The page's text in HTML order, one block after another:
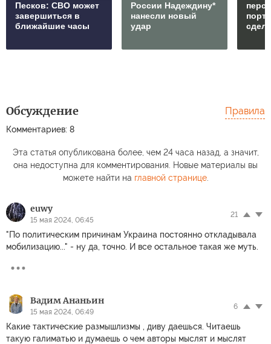
Песков: СВО может
завершиться в
ближайшие часы
России Надеждину*
нанесли новый
удар
Обсуждение
Комментариев: 8
Правила
Эта статья опубликована более, чем 24 часа назад, а значит,
она недоступна для комментирования. Новые материалы вы
можете найти на главной странице.
euwy
15 мая 2024, 06:45
21
"По политическим причинам Украина постоянно откладывала
мобилизацию..." - ну да, точно. И все остальное такая же муть.
Вадим Ананьин
15 мая 2024, 06:49
6
Какие тактические размышлизмы , диву даешься. Читаешь
такую галиматью и думаешь о чем авторы мыслят и мыслят